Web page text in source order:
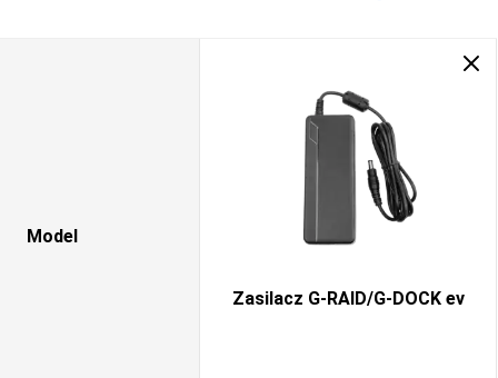
Model
Zasilacz G-RAID/G-DOCK ev